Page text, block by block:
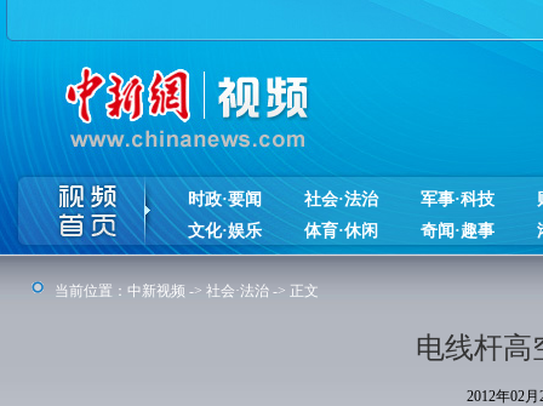
时政·要闻 社会·法治 军事·科技
文化·娱乐
体育·休闲 奇闻·趣事
当前位置： 中新视频 -> 社会·法治 -> 正文
电线杆高
2012年02